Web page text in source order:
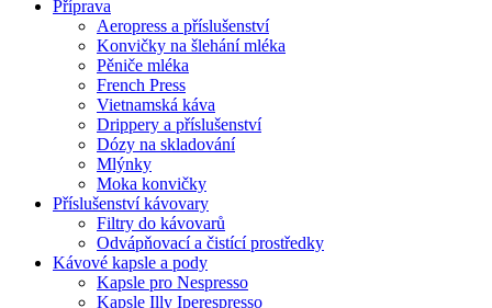
Příprava
Aeropress a příslušenství
Konvičky na šlehání mléka
Pěniče mléka
French Press
Vietnamská káva
Drippery a příslušenství
Dózy na skladování
Mlýnky
Moka konvičky
Příslušenství kávovary
Filtry do kávovarů
Odvápňovací a čistící prostředky
Kávové kapsle a pody
Kapsle pro Nespresso
Kapsle Illy Iperespresso